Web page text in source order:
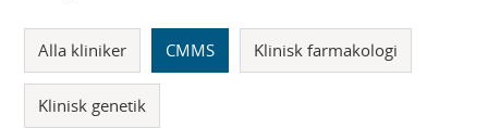
Alla kliniker CMMS Klinisk farmakologi
Klinisk genetik